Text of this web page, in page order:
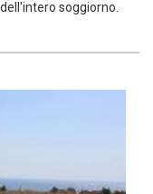
soggiorno.